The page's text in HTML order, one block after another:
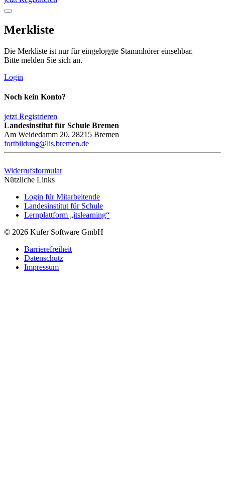
Merkliste
Die Merkliste ist nur für eingeloggte Stammhörer einsehbar.
Bitte melden Sie sich an.
Login
Noch kein Konto?
jetzt Registrieren
Landesinstitut für Schule Bremen
Am Weidedamm 20, 28215 Bremen
fortbildung@lis.bremen.de
Widerrufsformular
Nützliche Links
Login für Mitarbeitende
Landesinstitut für Schule
Lernplattform „itslearning“
© 2026 Kufer Software GmbH
Barrierefreiheit
Datenschutz
Impressum